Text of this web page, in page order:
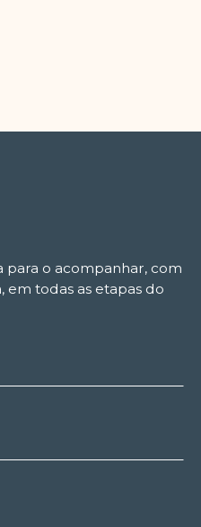
para o acompanhar, com
em todas as etapas do